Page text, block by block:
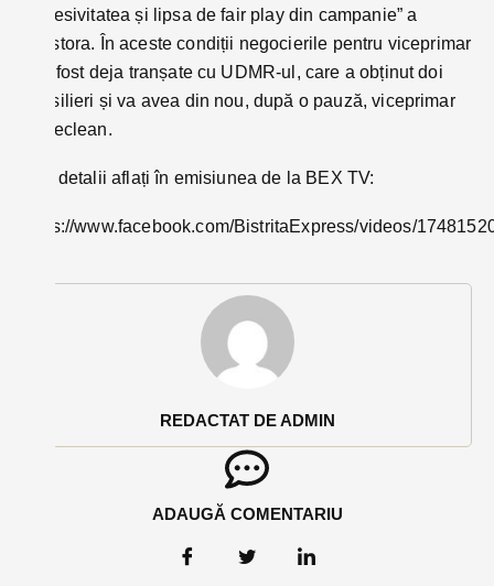
REDACTAT DE ADMIN
ADAUGĂ COMENTARIU
”agresivitatea și lipsa de fair play din campanie” a
acestora. În aceste condiții negocierile pentru viceprimar
ar fi fost deja tranșate cu UDMR-ul, care a obținut doi
consilieri și va avea din nou, după o pauză, viceprimar
în Beclean.
Alte detalii aflați în emisiunea de la BEX TV:
https://www.facebook.com/BistritaExpress/videos/